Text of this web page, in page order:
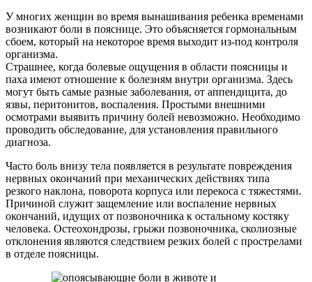
У многих женщин во время вынашивания ребенка временами
возникают боли в пояснице. Это объясняется гормональным
сбоем, который на некоторое время выходит из-под контроля
организма.
Страшнее, когда болевые ощущения в области поясницы и
паха имеют отношение к болезням внутри организма. Здесь
могут быть самые разные заболевания, от аппендицита, до
язвы, перитонитов, воспаления. Простыми внешними
осмотрами выявить причину болей невозможно. Необходимо
проводить обследование, для установления правильного
диагноза.
Часто боль внизу тела появляется в результате повреждения
нервных окончаний при механических действиях типа
резкого наклона, поворота корпуса или перекоса с тяжестями.
Причиной служит защемление или воспаление нервных
окончаний, идущих от позвоночника к остальному костяку
человека. Остеохондрозы, грыжи позвоночника, сколиозные
отклонения являются следствием резких болей с прострелами
в отделе поясницы.